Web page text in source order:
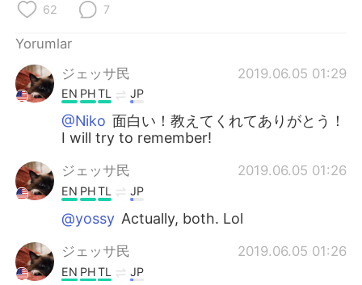
62 7
Yorumlar
ジェッサ民
2019.06.05 01:29
EN PHTL JP
@Niko 面白い！教えてくれてありがとう！
I will try to remember!
ジェッサ民 2019.06.05 01:26
EN PHTL JP
@yossy Actually, both. Lol
ジェッサ民 2019.06.05 01:26
EN PHTL JP